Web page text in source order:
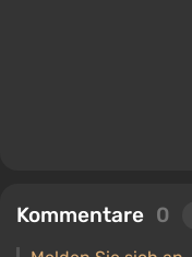
Kommentare 0